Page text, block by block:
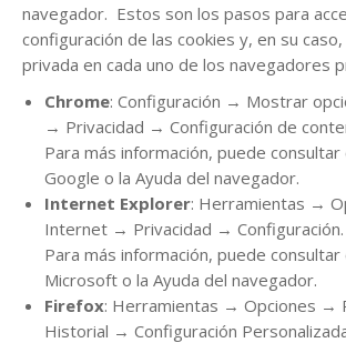
navegador. Estos son los pasos para
configuración de las cookies y, en su
privada en cada uno de los navegadores
Chrome: Configuración → Mostrar
→ Privacidad → Configuración de
Para más información, puede
Google o la Ayuda del navegador.
Internet Explorer: Herramientas →
Internet → Privacidad → Configuración.
Para más información, puede
Microsoft o la Ayuda del navegador.
Firefox: Herramientas → Opciones →
Historial → Configuración